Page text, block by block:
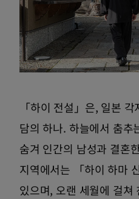
「하이 전설」은, 일본
담의 하나. 하늘에서 춤추
숨겨 인간의 남성과 결혼
지역에서는 「하이 하마
있으며, 오랜 세월에 걸쳐